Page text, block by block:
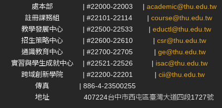
處本部
| #22000-22003 | academic@thu.edu.tw
註冊課務組
| #22101-22114 | course@thu.edu.tw
教學發展中心
| #22500-22533 | eductl@thu.edu.tw
招生策略中心
| #22600-22610 | csr@thu.edu.tw
通識教育中心
| #22700-22705 | ge@thu.edu.tw
實習與學生成就中心
| #22521-22526 | isac@thu.edu.tw
跨域創新學院
| #22200-22201 | cii@thu.edu.tw
傳真
| 886-4-23500255
地址
407224台中市西屯區臺灣大道四段1727號